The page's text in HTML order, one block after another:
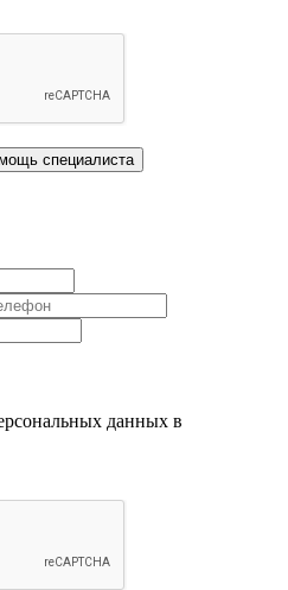
специалиста
данных в